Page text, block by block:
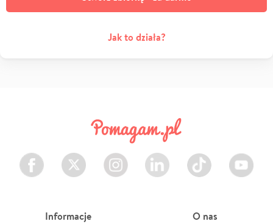
Jak to działa?
Facebook Twitter Instagram LinkedIn TikTok Youtube
Informacje O nas